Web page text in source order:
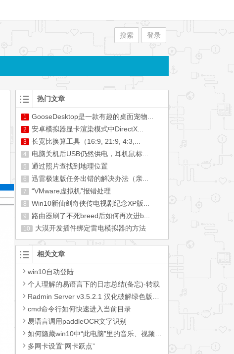
搜索 登录
热门文章
1 GooseDesktop是一款有趣的桌面宠物...
2 安卓模拟器显卡渲染模式中DirectX...
3 长宽比换算工具（16:9, 21:9, 4:3,...
4 电脑关机后USB仍然供电，耳机鼠标...
5 通过照片查找到地理位置
6 迅雷极速版任务出错的解决办法（亲...
7 “VMware虚拟机”报错处理
8 Win10新仙剑奇侠传电视剧纪念XP版...
9 路由器刷了不死breed后如何再次进b...
10 大漠开发插件绑定雷电模拟器的方法
相关文章
win10自动登陆
个人理解的易语言下的日志总结(备忘)-转载
Radmin Server v3.5.2.1 汉化破解绿色版，完整版+精简版【20200924更新】
cmd命令行如何快速进入当前目录
易语言调用paddleOCR文字识别
如何隐藏win10中“此电脑”里的音乐、视频、图片、文档、下载、桌面、3D对象等文件夹
多网卡设置“网卡跃点”